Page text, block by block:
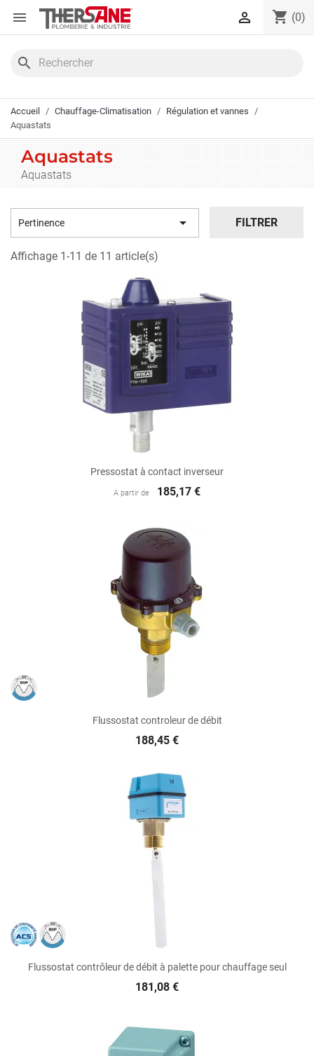
Panneau de gestion des cookies
 shopping_cart (0)

search
Accueil Chauffage-Climatisation
Régulation et vannes
Aquastats
Aquastats
Aquastats
Pertinence  FILTRER
Affichage 1-11 de 11 article(s)
Pressostat à contact inverseur
A partir de 185,17 €
Flussostat controleur de débit
188,45 €
Flussostat contrôleur de débit à palette pour chauffage seul
181,08 €